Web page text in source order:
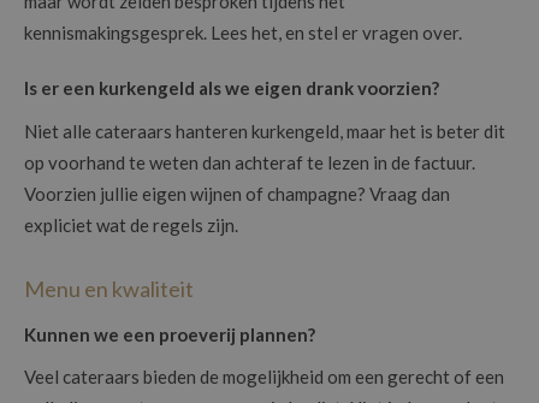
kennismakingsgesprek. Lees het, en stel er vragen over.
Is er een kurkengeld als we eigen drank voorzien?
Niet alle cateraars hanteren kurkengeld, maar het is beter dit
op voorhand te weten dan achteraf te lezen in de factuur.
Voorzien jullie eigen wijnen of champagne? Vraag dan
expliciet wat de regels zijn.
Menu en kwaliteit
Kunnen we een proeverij plannen?
Veel cateraars bieden de mogelijkheid om een gerecht of een